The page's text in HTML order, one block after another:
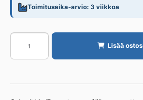
Toimitusaika-arvio: 3 viikkoa
Pesuallas
Geberit
VariForm
valkoinen
Lisää